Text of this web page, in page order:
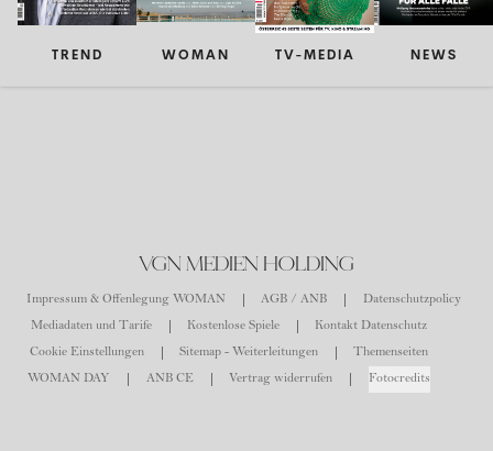
TREND WOMAN TV-MEDIA NEWS
VGN MEDIEN HOLDING
Impressum & Offenlegung WOMAN AGB / ANB
Datenschutzpolicy
Mediadaten und Tarife
Kostenlose Spiele
Kontakt Datenschutz
Cookie Einstellungen
Sitemap - Weiterleitungen
Themenseiten
WOMAN DAY
ANB CE Vertrag widerrufen Fotocredits